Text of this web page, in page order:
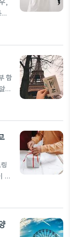
서
포
로
함
아
스
들
소